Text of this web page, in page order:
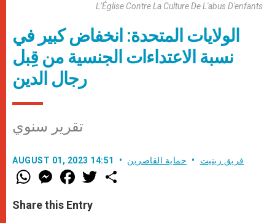
L’Église Contre La Culture De L'abus D'enfants
الولايات المتحدة: انخفاض كبير في
نسبة الاعتداءات الجنسية من قِبل
رجال الدين
تقرير سنوي
AUGUST 01, 2023 14:51 فريق زينيت حماية القاصرين
W
h
t
s
M
e
s
e
F
a
e
b
w
Share this Entry